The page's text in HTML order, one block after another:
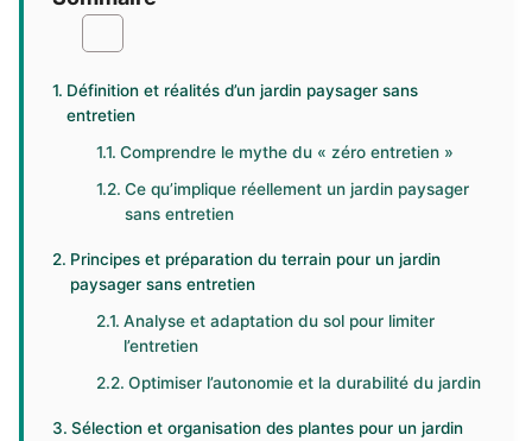
Définition et réalités d’un jardin paysager sans
entretien
Comprendre le mythe du « zéro entretien »
Ce qu’implique réellement un jardin paysager
sans entretien
Principes et préparation du terrain pour un jardin
paysager sans entretien
Analyse et adaptation du sol pour limiter
l’entretien
Optimiser l’autonomie et la durabilité du jardin
Sélection et organisation des plantes pour un jardin